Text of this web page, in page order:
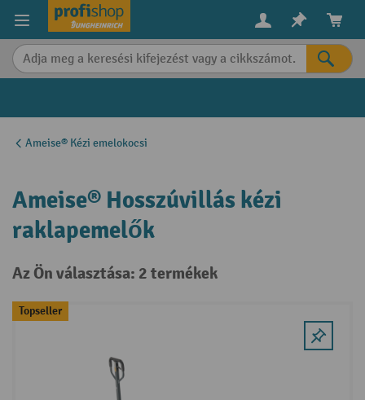
content
Ameise® Kézi emelokocsi
Ameise® Hosszúvillás kézi
raklapemelők
Az Ön választása: 2 termékek
Topseller